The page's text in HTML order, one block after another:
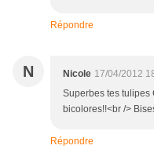
Répondre
N Nicole 17/04/2012
Superbes tes
bicolores!!<br />
Répondre